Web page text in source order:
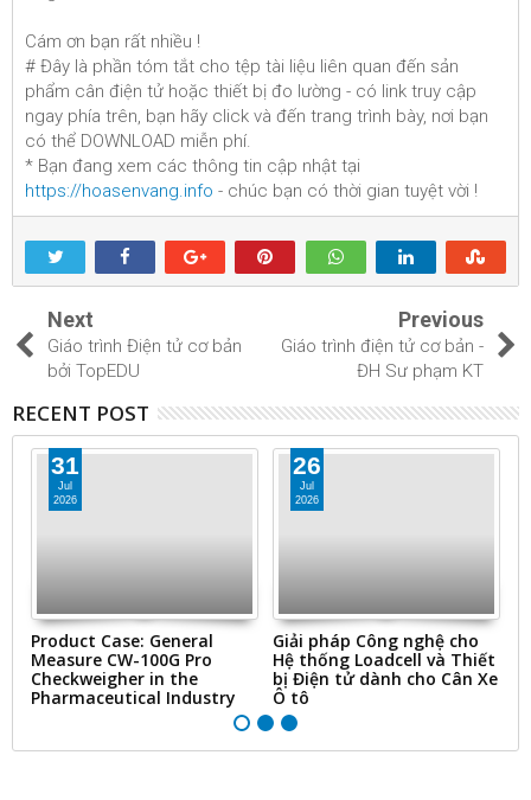
Cám ơn bạn rất nhiều !
# Đây là phần tóm tắt cho tệp tài liệu liên quan đến sản
phẩm cân điện tử hoặc thiết bị đo lường - có link truy cập
ngay phía trên, bạn hãy click và đến trang trình bày, nơi bạn
có thể DOWNLOAD miễn phí.
* Bạn đang xem các thông tin cập nhật tại
https://hoasenvang.info - chúc bạn có thời gian tuyệt vời !
Next
Giáo trình Điện tử cơ bản
bởi TopEDU
Previous
Giáo trình điện tử cơ bản -
ĐH Sư phạm KT
RECENT POST
31
Jul
2026
Product Case: General
Measure CW-100G Pro
Checkweigher in the
Pharmaceutical Industry
26
Jul
2026
Giải pháp Công nghệ cho
Hệ thống Loadcell và Thiết
bị Điện tử dành cho Cân Xe
Ô tô